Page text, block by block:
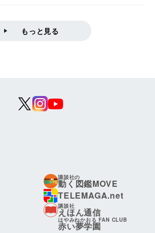
もっと見る
講談社の
動く図鑑MOVE
TELEMAGA.net
講談社
えほん通信
はやみねかおる FAN CLUB
赤い夢学園